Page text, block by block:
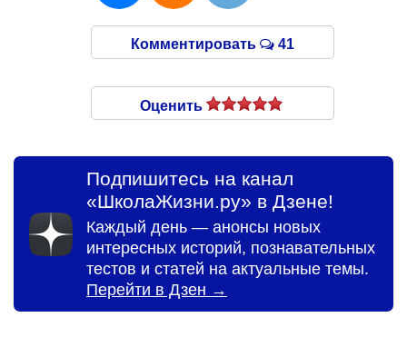
Комментировать 41
Оценить
Подпишитесь на канал
«ШколаЖизни.ру» в Дзене!
Каждый день — анонсы новых
интересных историй, познавательных
тестов и статей на актуальные темы.
Перейти в Дзен →